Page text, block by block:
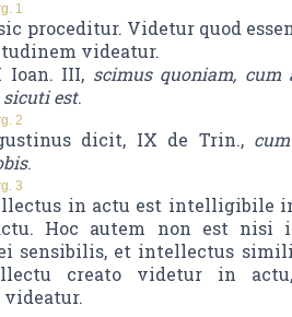
1
proceditur. Videtur quod
videatur.
III, scimus quoniam,
est.
2
dicit, IX de Trin.,
.
3
in actu est intelligibile
Hoc autem non est nisi
sensibilis, et intellectus
creato videtur in